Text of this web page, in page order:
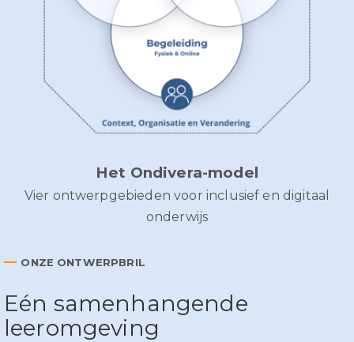
Het Ondivera-model
Vier ontwerpgebieden voor inclusief en digitaal
onderwijs
— ONZE ONTWERPBRIL
Eén samenhangende
leeromgeving